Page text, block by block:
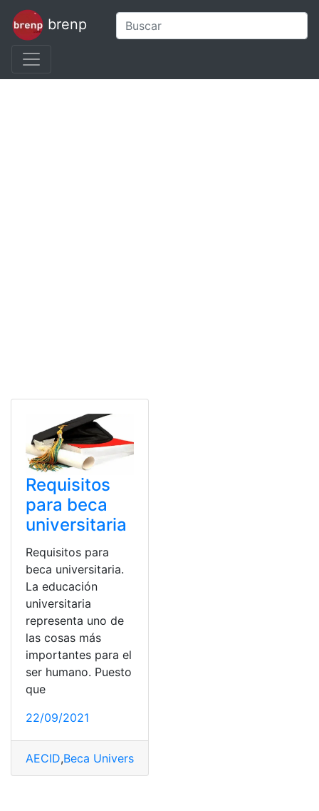
brenp
Requisitos
para beca
universitaria
Requisitos para
beca universitaria.
La educación
universitaria
representa uno de
las cosas más
importantes para el
ser humano. Puesto
que
22/09/2021
AECID,Beca Universitaria